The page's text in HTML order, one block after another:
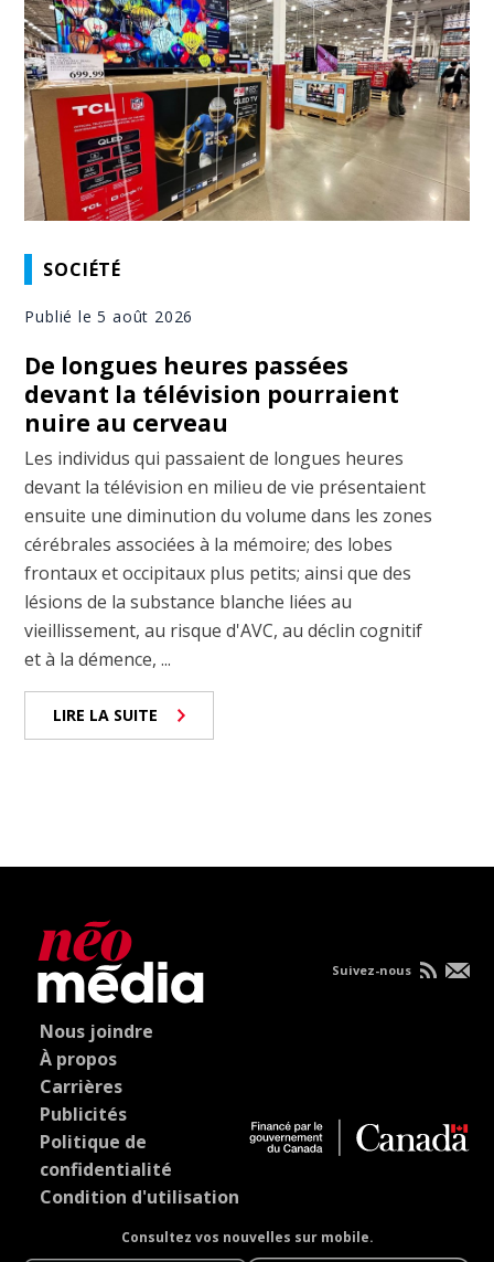
SOCIÉTÉ
Publié le 5 août 2026
De longues heures passées
devant la télévision pourraient
nuire au cerveau
Les individus qui passaient de longues heures
devant la télévision en milieu de vie présentaient
ensuite une diminution du volume dans les zones
cérébrales associées à la mémoire; des lobes
frontaux et occipitaux plus petits; ainsi que des
lésions de la substance blanche liées au
vieillissement, au risque d'AVC, au déclin cognitif
et à la démence, ...
LIRE LA SUITE
Nous joindre
À propos
Carrières
Publicités
Politique de
confidentialité
Condition d'utilisation
Consultez vos nouvelles sur mobile.
Suivez-nous